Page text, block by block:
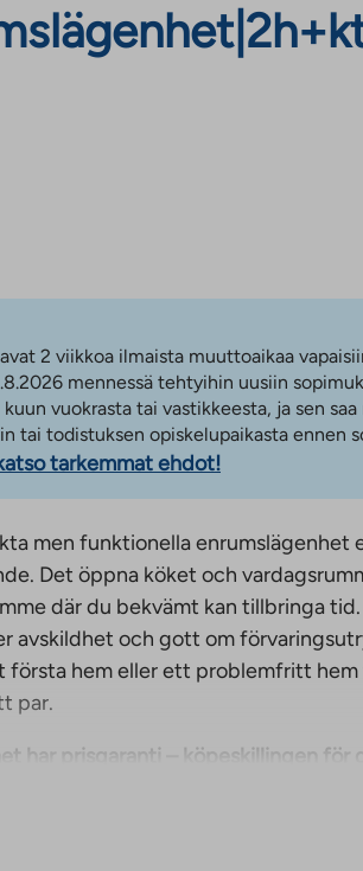
|
2 viikkoa ilmaista muuttoaikaa
mennessä tehtyihin uusiin
vuokrasta tai vastikkeesta, ja sen
tai todistuksen opiskelupaikasta ennen
tarkemmat ehdot!
men funktionella enrumslägenhet
Det öppna köket och
där du bekvämt kan tillbringa
avskildhet och gott om
hem eller ett problemfritt hem
par.
har prisgaranti – köpeskillingen för
öka under 2026 och 2027!